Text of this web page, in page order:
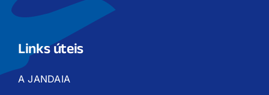
Links úteis
A JANDAIA